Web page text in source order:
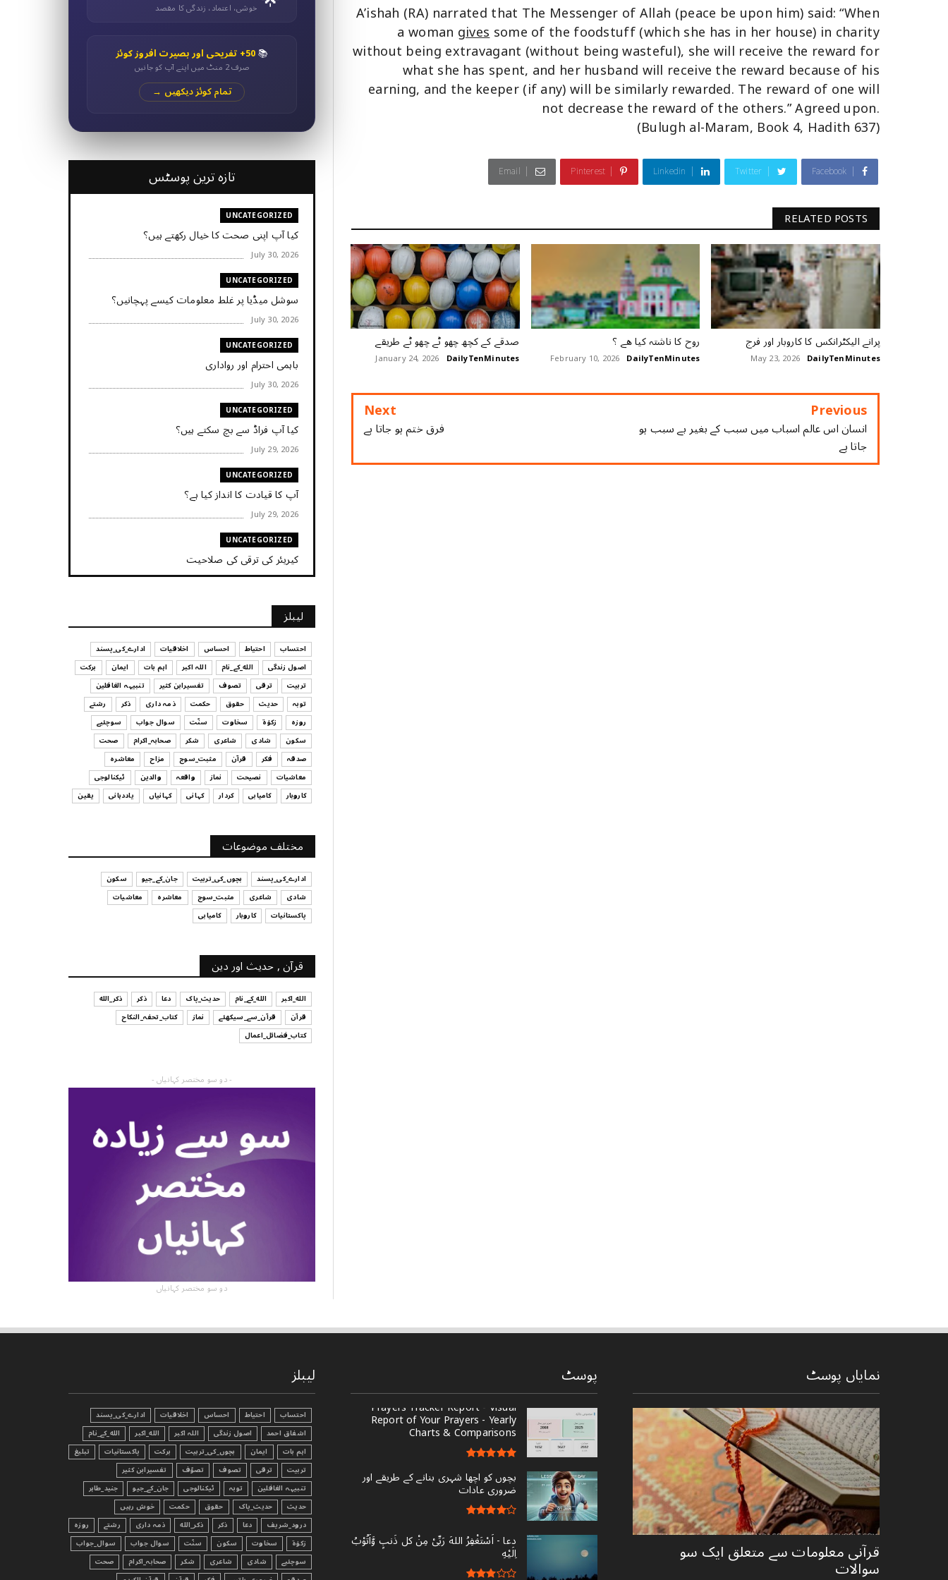
A’ishah (RA) narrated that The Messenger of Allah (peace be upon him) said: “When
a womangivessome of the foodstuff (which she has in her house) in charity
without being extravagant (without being wasteful), she will receive the reward for
what she has spent, and her husband will receive the reward because of his
earning, and the keeper (if any) will be similarly rewarded. The reward of one will
not decrease the reward of the others.” Agreed upon.
(Bulugh al-Maram, Book 4, Hadith 637)
Facebook
Twitter
Linkedin
Pinterest
Email
RELATED POSTS
پرانے الیکٹرانکس کا کاروبار اور فرج
DailyTenMinutes
May 23, 2026
روح کا ناشتہ کیا ھے ؟
DailyTenMinutes
February 10, 2026
صدقے کے کچھ چھو ٹے چھو ٹے طریقے
DailyTenMinutes
January 24, 2026
Previous
انسان اس عالم اسباب میں سبب کے بغیر بے سبب ہو
جاتا ہے
Next
فرق ختم ہو جاتا ہے
خوشی، اعتماد، زندگی کا مقصد
📚50+ تفریحی اور بصیرت افروز کوئز
صرف 2 منٹ میں اپنے آپ کو جانیں
تمام کوئز دیکھیں →
تازہ ترین پوسٹس
UNCATEGORIZED
کیا آپ اپنی صحت کا خیال رکھتے ہیں؟
July 30, 2026
UNCATEGORIZED
سوشل میڈیا پر غلط معلومات کیسے پہچانیں؟
July 30, 2026
UNCATEGORIZED
باہمی احترام اور رواداری
July 30, 2026
UNCATEGORIZED
کیا آپ فراڈ سے بچ سکتے ہیں؟
July 29, 2026
UNCATEGORIZED
آپ کا قیادت کا انداز کیا ہے؟
July 29, 2026
UNCATEGORIZED
کیریئر کی ترقی کی صلاحیت
July 29, 2026
UNCATEGORIZED
کیا آپ اپنے باس کو مؤثر طریقے سے منظم کر رہے
ہیں
July 29, 2026
UNCATEGORIZED
اس وقت آپ کا موڈ کیسا ہے؟
July 29, 2026
UNCATEGORIZED
قرض لینے اور دینے میں ہوشیاری
July 29, 2026
آپ کا فیصلہ کرنے کا انداز
July 29, 2026
لیبلز
احتساب احتیاط احساس اخلاقیات
ادارے_کی_پسند
اصول زندگی
الله_کے_نام اللہ اکبر اہم بات ایمان
برکت
تربیت
ترقی تصوف تفسیرابن کثیر
تنبیہہ الغافلین
توبہ
حدیث حقوق حکمت ذمہ داری ذکر
رشتے
روزہ
زکوٰۃ سخاوت سنّت سوال جواب
سوچئیے
سکون
شادی شاعری شکر صحابہ_اکرام
صحت
صدقہ
فکر قرآن مثبت_سوچ مزاح
معاشرہ
معاشیات
نصیحت نماز واقعہ والدین
ٹیکنالوجی
کاروبار
کامیابی کردار کہانی کہانیاں یاددہانی یقین
مختلف موضوعات
ادارے_کی_پسند بچوں_کی_تربیت جان_کے_جیو
سکون
شادی
شاعری مثبت_سوچ معاشرہ
معاشیات
پاکستانیات
کاروبار کامیابی
قرآن , حدیث اور دین
الله_اکبر الله_کے_نام حدیث_پاک دعا ذکر
ذکر_الله
قرآن
قرآن_سے_سیکھئے نماز
کتاب_تحفہ_النکاح
کتاب_فضائل_اعمال
- دو سو مختصر کہانیاں -
دو سو مختصر کہانیاں
نمایاں پوسٹ
قرآنی ‏معلومات ‏سے ‏متعلق ‏ایک ‏سو
‏سوالات ‏
پوسٹ
Prayers Tracker Report - Visual
Report of Your Prayers - Yearly
Charts & Comparisons
بچوں کو اچھا شہری بنانے کے طریقے اور
ضروری عادات
دعا - ‎اَسْتَغْفِرُ اللهَ رَبِّىْ مِنْ کل ذَنبٍ وَّاَتُوْبُ
اِلَيْهِ
لیبلز
احتساب احتیاط احساس اخلاقیات
ادارے_کی_پسند
اشفاق احمد
اصول زندگی اللہ اکبر الله_اکبر
الله_کے_نام
اہم بات
ایمان بچوں_کی_تربیت برکت پاکستانیات
تبليغ
تربیت
ترقی تصوف تصوّف
تفسیرابن کثیر
تنبیہہ الغافلین
توبہ ٹیکنالوجی جان_کے_جیو
جنید_طاہر
حدیث
حدیث_پاک حقوق حکمت
خوش رہیں
درود_شریف
دعا ذکر ذکر_الله ذمہ داری رشتے
روزہ
زکوٰۃ
سخاوت سکون سنّت سوال جواب
سوال_جواب
سوچئیے
شادی شاعری شکر صحابہ_اکرام
صحت